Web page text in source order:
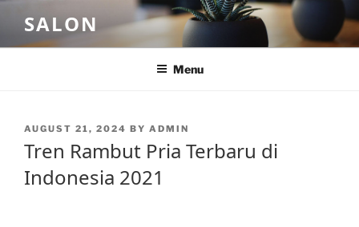
content
SALON
Menu
POSTED
AUGUST 21, 2024 BY ADMIN
Tren Rambut Pria Terbaru di
Indonesia 2021